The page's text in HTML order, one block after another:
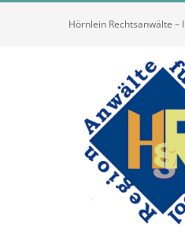
Hörnlein Rechtsanwälte –